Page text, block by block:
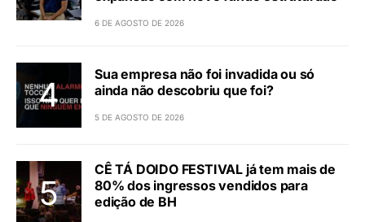
6 DE AGOSTO DE 2026
Sua empresa não foi invadida ou só
ainda não descobriu que foi?
5 DE AGOSTO DE 2026
CÊ TÁ DOIDO FESTIVAL já tem mais de
80% dos ingressos vendidos para
edição de BH